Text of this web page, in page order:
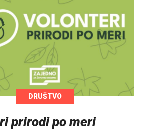
DRUŠTVO
prirodi po meri